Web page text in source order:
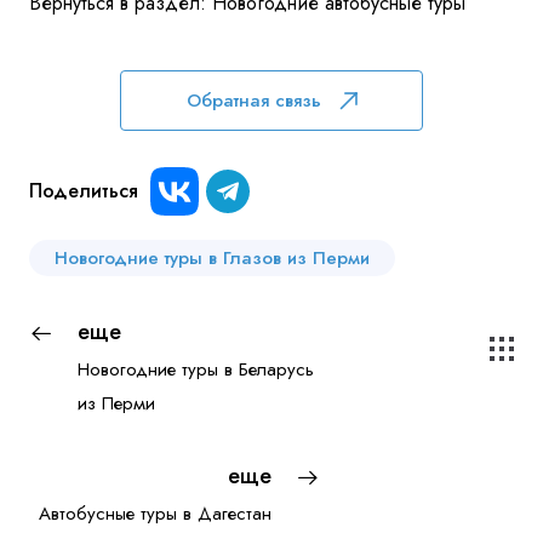
Обратная связь
Поделиться
Новогодние туры в Глазов из Перми
еще
Новогодние туры в Беларусь
из Перми
еще
Автобусные туры в Дагестан
обработки персональных данных
Отправить